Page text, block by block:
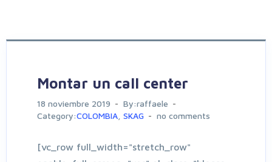
Montar un call center
18 noviembre 2019
By:raffaele
Category:COLOMBIA SKAG no comments
[vc_row full_width="stretch_row"